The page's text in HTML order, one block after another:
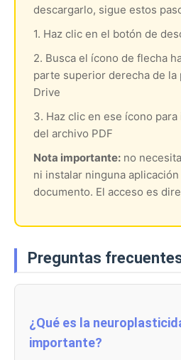
descargarlo, sigue estos
1. Haz clic en el botón de
2. Busca el ícono de flecha
parte superior derecha de la
Drive
3. Haz clic en ese ícono
del archivo PDF
Nota importante: no
ni instalar ninguna
documento. El acceso es
Preguntas
¿Qué es la
importante?